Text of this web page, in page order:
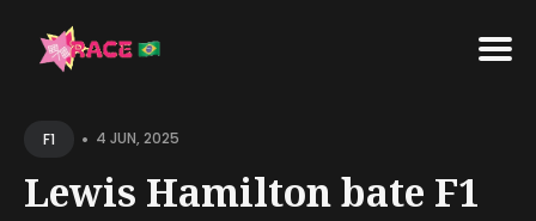
for
F1 • 4 JUN, 2025
Lewis Hamilton bate F1